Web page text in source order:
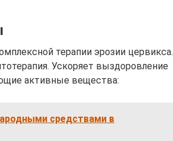
терапии эрозии цервикса.
Ускоряет выздоровление
активные вещества:
средствами в